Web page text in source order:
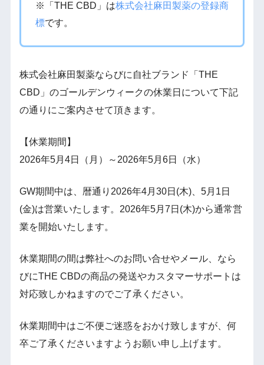
※「THE CBD」は株式会社麻田製薬の登録商
標です。
株式会社麻田製薬ならびに自社ブランド「THE
CBD」のゴールデンウィークの休業日について下記
の通りにご案内させて頂きます。
【休業期間】
2026年5月4日（月）～2026年5月6日（水）
GW期間中は、暦通り2026年4月30日(木)、5月1日
(金)は営業いたします。2026年5月7日(木)から通常営
業を開始いたします。
休業期間の間は弊社へのお問い合せやメール、なら
びにTHE CBDの商品の発送やカスタマーサポートは
対応致しかねますのでご了承ください。
休業期間中はご不便ご迷惑をおかけ致しますが、何
卒ご了承くださいますようお願い申し上げます。